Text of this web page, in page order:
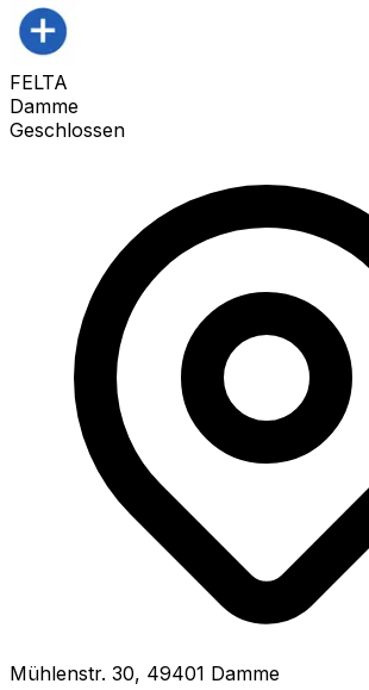
FELTA
Damme
Geschlossen
Mühlenstr. 30, 49401 Damme